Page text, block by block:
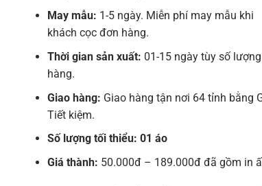
May mẫu: 1-5 ngày. Miễn phí may mẫu khi
khách cọc đơn hàng.
Thời gian sản xuất: 01-15 ngày tùy số
hàng.
Giao hàng: Giao hàng tận nơi 64 tỉnh bằng
Tiết kiệm.
Số lượng tối thiểu: 01 áo
Giá thành: 50.000đ – 189.000đ đã gồm in